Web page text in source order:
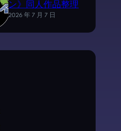
ン》同人作品整理
2026 年 7 月 7 日